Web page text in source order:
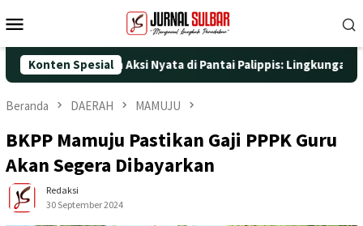
ke
Mobile
Konten Spesial
25 dengan Aksi Nyata di Pantai Palippis: Lingkungan dan
Beranda DAERAH MAMUJU
BKPP Mamuju Pastikan Gaji PPPK Guru
Akan Segera Dibayarkan
Redaksi
30 September 2024